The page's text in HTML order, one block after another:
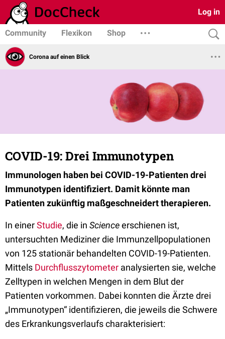
Log in
Community Flexikon Shop
Corona auf einen Blick
COVID-19: Drei Immunotypen
Immunologen haben bei COVID-19-Patienten drei
Immunotypen identifiziert. Damit könnte man
Patienten zukünftig maßgeschneidert therapieren.
In einerStudie, die in Scienceerschienen ist,
untersuchten Mediziner die Immunzellpopulationen
von 125 stationär behandelten COVID-19-Patienten.
Mittels Durchflusszytometer analysierten sie, welche
Zelltypen in welchen Mengen in dem Blut der
Patienten vorkommen. Dabei konnten die Ärzte drei
„Immunotypen“ identifizieren, die jeweils die Schwere
des Erkrankungsverlaufs charakterisiert: